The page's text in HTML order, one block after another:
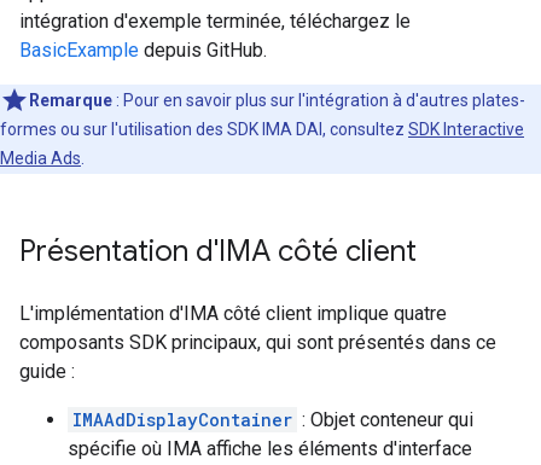
intégration d'exemple terminée, téléchargez le
BasicExample depuis GitHub.
Remarque : Pour en savoir plus sur l'intégration à d'autres plates-
formes ou sur l'utilisation des SDK IMA DAI, consultez SDK Interactive
Media Ads
Présentation d'IMA côté client
L'implémentation d'IMA côté client implique quatre
composants SDK principaux, qui sont présentés dans ce
guide :
IMAAdDisplayContainer : Objet conteneur qui
spécifie où IMA affiche les éléments d'interface